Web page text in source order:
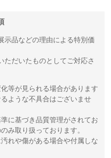
示品などの理由による特別価
ただいたものとしてご対応さ
等が見られる場合があります
ような不具合はございませ
に基づき品質管理がされてお
み取り扱っております。
れや傷がある場合や付属しな